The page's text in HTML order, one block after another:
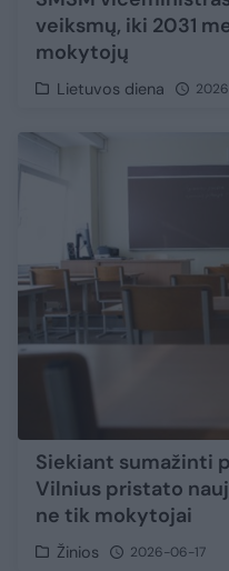
veiksmų, iki 2031
mokytojų
Lietuvos diena
Siekiant sumažinti
Vilnius pristato
ne tik mokytojai
Žinios 2026-06-17